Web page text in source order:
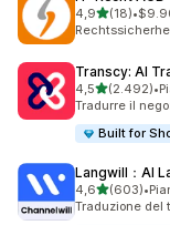
4,9stelle su 5
(18)
18 recensioni
•
Transcy: AI
4,5stelle su 5
(2.492)
2492 •
Tradurre il
Built for
Langwill：AI
4,6stelle su 5
(603)
603 recensioni
•
Traduzione del